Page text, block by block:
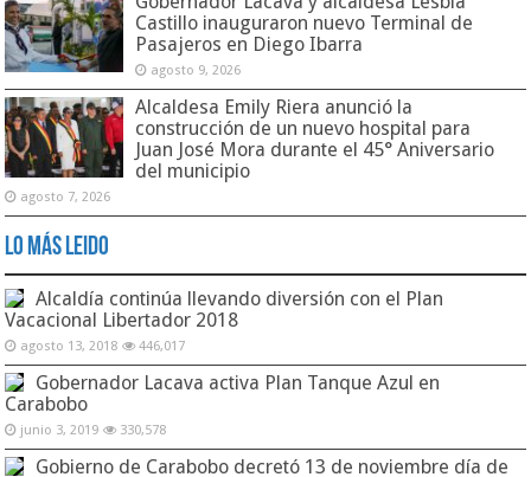
Castillo inauguraron nuevo Terminal de
Pasajeros en Diego Ibarra
agosto 9, 2026
Alcaldesa Emily Riera anunció la
construcción de un nuevo hospital para
Juan José Mora durante el 45° Aniversario
del municipio
agosto 7, 2026
Lo Más Leido
Alcaldía continúa llevando diversión con el Plan
Vacacional Libertador 2018
agosto 13, 2018 446,017
Gobernador Lacava activa Plan Tanque Azul en
Carabobo
junio 3, 2019 330,578
Gobierno de Carabobo decretó 13 de noviembre día de